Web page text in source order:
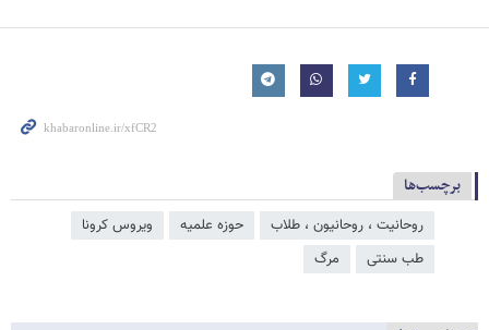
برچسب‌ها
روحانیت ، روحانیون ، طلاب حوزه علمیه
ویروس کرونا
طب سنتی
مرگ